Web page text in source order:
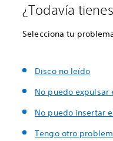
¿Todavía
Selecciona tu
Disco no leído
No puedo expulsar
No puedo insertar
Tengo otro